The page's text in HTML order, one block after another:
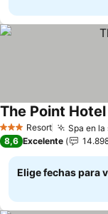
3 EstrellasResort Spa en la
The Point
8,6 Excelente
Elige fechas para